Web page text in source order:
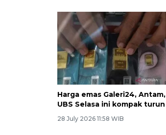
Harga emas Galeri24, Antam,
UBS Selasa ini kompak turun
28 July 2026 11:58 WIB